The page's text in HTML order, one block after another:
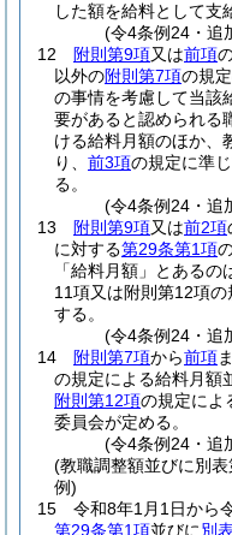
した額を給料として支
(令4条例24・追
12
附則第9項又は前項
以外の附則第7項の規
の事情を考慮して当該
要があると認められる
ける給料月額のほか、
り、 前3項の規定に準
る。
(令4条例24・追
13
附則第9項又は前2項
に対する第29条第1項
「給料月額」とある
11項又は附則第12項
する。
(令4条例24・追
14
附則第7項から前項
の規定による給料月額
附則第12項の規定によ
委員会が定める。
(令4条例24・追
(教職調整額並びに別
例)
15
令和8年1月1日から
第29条第1項並びに別